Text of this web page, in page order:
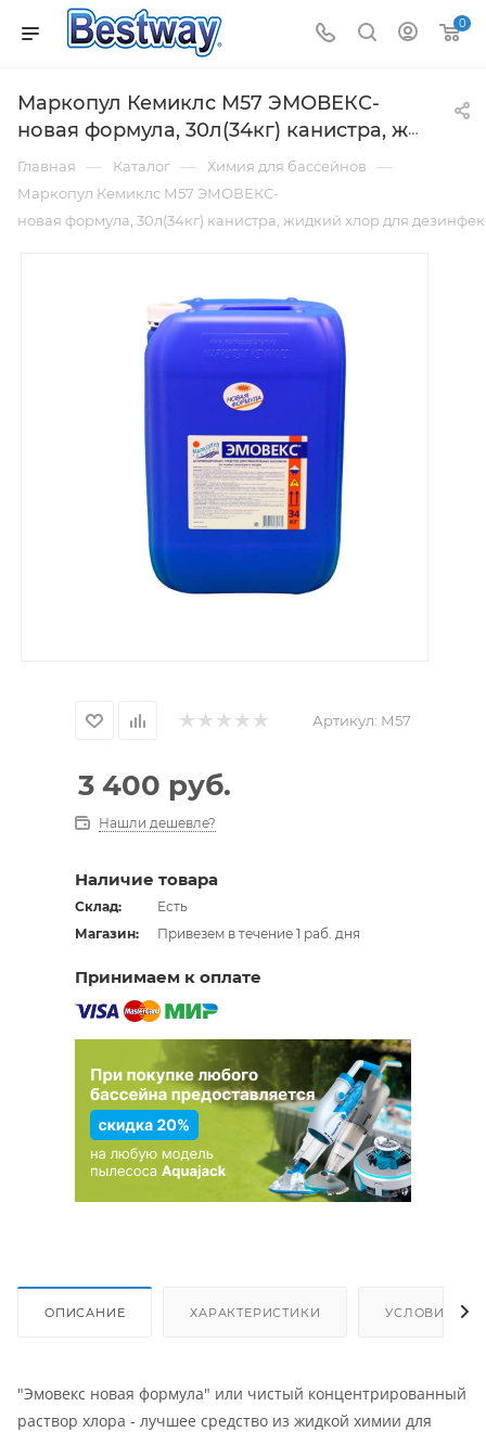
0
Маркопул Кемиклс М57 ЭМОВЕКС-
новая формула, 30л(34кг) канистра, жидкий хлор для дезинфекции воды
Главная — Каталог — Химия для бассейнов —
Маркопул Кемиклс М57 ЭМОВЕКС-
новая формула, 30л(34кг) канистра, жидкий хлор для
Артикул: М57
3 400 руб.
Нашли дешевле?
Наличие товара
Склад:
Есть
Магазин:
Привезем в течение 1 раб. дня
Принимаем к оплате
ОПИСАНИЕ ХАРАКТЕРИСТИКИ УСЛОВИЯ
"Эмовекс новая формула" или чистый концентрированный
раствор хлора - лучшее средство из жидкой химии для